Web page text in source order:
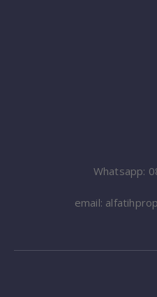
Whatsapp:
email: